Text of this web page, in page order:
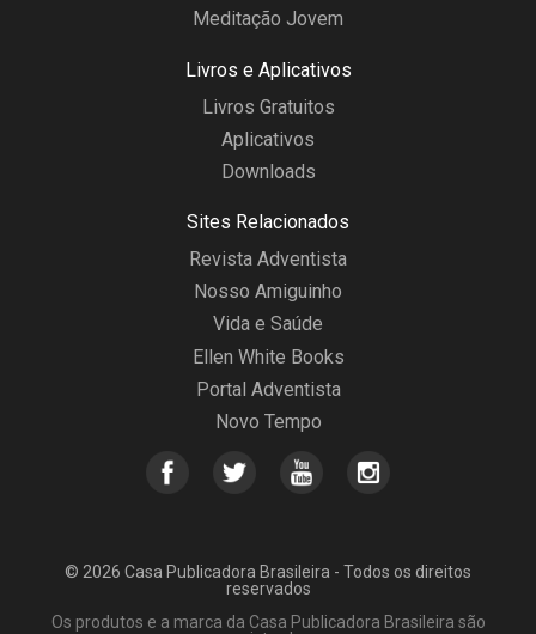
Meditação Jovem
Livros e Aplicativos
Livros Gratuitos
Aplicativos
Downloads
Sites Relacionados
Revista Adventista
Nosso Amiguinho
Vida e Saúde
Ellen White Books
Portal Adventista
Novo Tempo
© 2026 Casa Publicadora Brasileira - Todos os direitos
reservados
Os produtos e a marca da Casa Publicadora Brasileira são